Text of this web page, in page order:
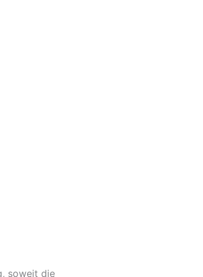
soweit die